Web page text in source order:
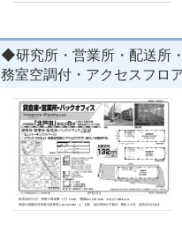
◆研究所・営業所・配送所
務室空調付・アクセスフロ